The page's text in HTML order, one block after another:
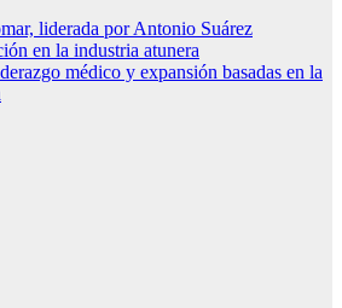
liderada por Antonio Suárez
en la industria atunera
médico y expansión basadas en la